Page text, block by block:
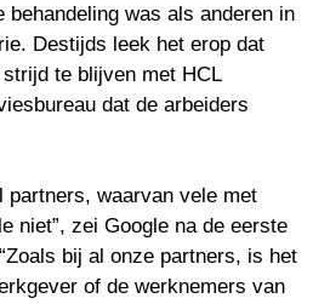
behandeling was als anderen in
Destijds leek het erop dat
te blijven met HCL
dat de arbeiders
partners, waarvan vele met
niet”, zei Google na de eerste
bij al onze partners, is het
of de werknemers van